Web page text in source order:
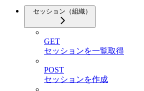
セッション（組織）
GET
セッションを一覧取得
POST
セッションを作成